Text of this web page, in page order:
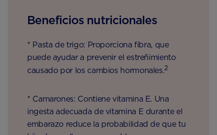
Beneficios nutricionales
* Pasta de trigo: Proporciona fibra, que
puede ayudar a prevenir el estreñimiento
causado por los cambios hormonales.2
* Camarones: Contiene vitamina E. Una
ingesta adecuada de vitamina E durante el
embarazo reduce la probabilidad de que tu